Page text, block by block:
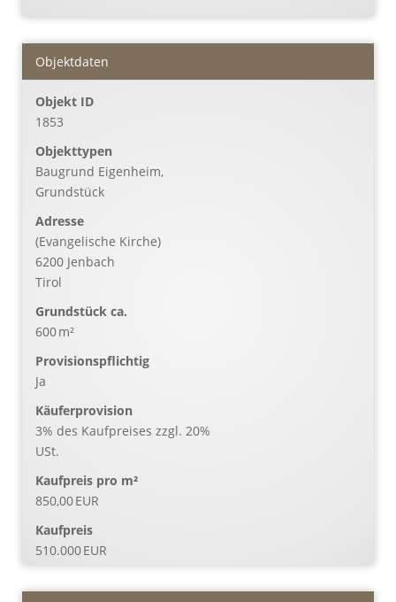
Objektdaten
Objekt ID
1853
Objekttypen
Baugrund Eigenheim,
Grundstück
Adresse
(Evangelische Kirche)
6200 Jenbach
Tirol
Grund­stück ca.
600 m²
Provisionspflichtig
Ja
Käufer­provision
3% des Kaufpreises zzgl. 20%
USt.
Kaufpreis pro m²
850,00 EUR
Kaufpreis
510.000 EUR